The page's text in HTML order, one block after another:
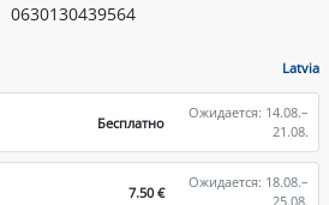
0630130439564
Latvia
Бесплатно
Ожидается: 14.08.–
21.08.
7.50 €
Ожидается: 18.08.–
25.08.